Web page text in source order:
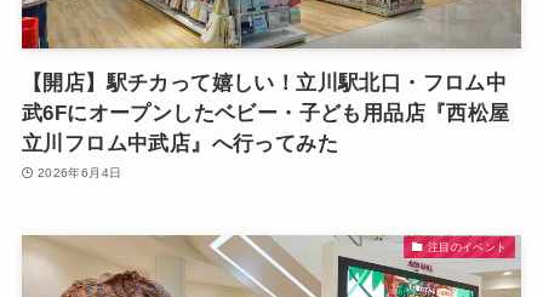
【開店】駅チカって嬉しい！立川駅北口・フロム中
武6Fにオープンしたベビー・子ども用品店『西松屋
立川フロム中武店』へ行ってみた
2026年6月4日
注目のイベント